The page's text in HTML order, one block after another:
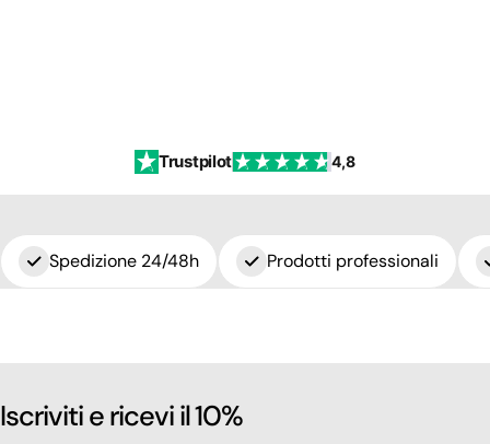
Trustpilot 4,8
Spedizione 24/48h Prodotti professionali
Iscriviti e ricevi il 10%